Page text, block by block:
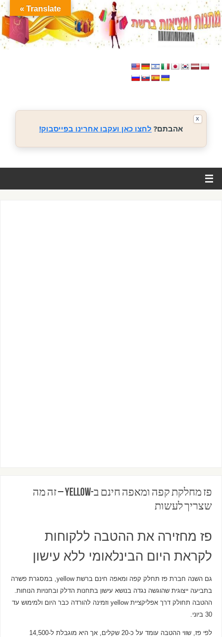
אהבתם? לחצו כאן ועקבו אחרינו בפייסבוק!
X
פז מחלקת קפה ומאפה חינם ב-yellow – זה מה
שצריך לעשות
פז מחזירה את ההטבה ללקוחות
לקראת היום הבינלאומי ללא עישון
גם השנה חברת פז תחלק קפה ומאפה חינם ברשת yellow, במסגרת פשרה
בתביעה ייצוגית שהוגשה נגדה בנושא עישון בתחנות הדלק ובחנויות הנוחות.
ההטבה תחולק דרך אפליקציית yellow וזמינה להורדה כבר היום ולמימוש עד
30 ביוני.
לפי פז, שווי ההטבה עומד על כ-20 שקלים, אך היא מוגבלת ל-14,500
Translate »